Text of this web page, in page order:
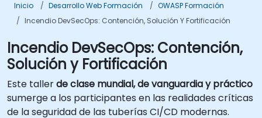
Inicio Desarrollo Web Formación
OWASP Formación
Incendio DevSecOps: Contención, Solución Y Fortificación
Incendio DevSecOps: Contención,
Solución y Fortificación
Este tallerde clase mundial, de vanguardia y práctico
sumerge a los participantes en las realidades críticas
de la seguridad de las tuberías CI/CD modernas.